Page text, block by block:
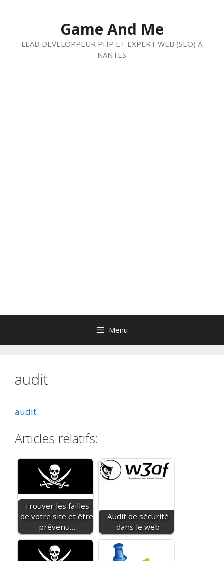
Game And Me
LEAD DEVELOPPEUR PHP ET EXPERT WEB (SEO) A
NANTES
Menu
audit
audit
Articles relatifs:
Trouver les failles
de votre site et être
prévenu…
Audit de sécurité
dans le web